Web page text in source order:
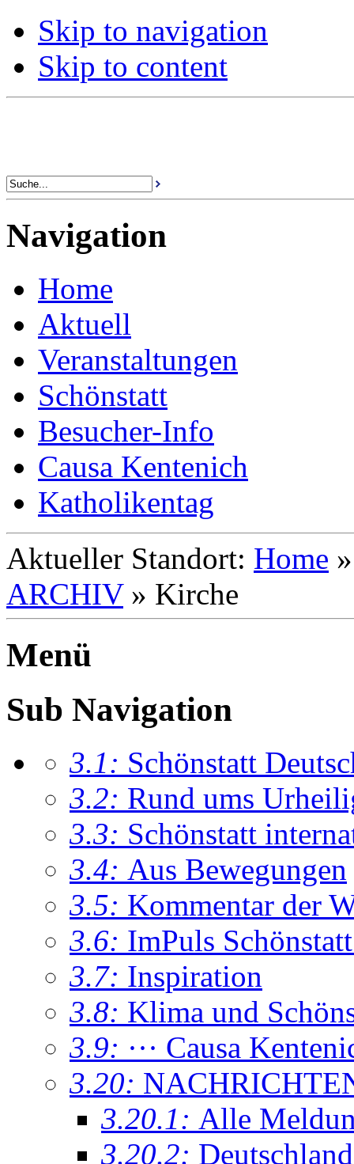
Skip to navigation
Skip to content
Navigation
Home
Aktuell
Veranstaltungen
Schönstatt
Besucher-Info
Causa Kentenich
Katholikentag
Aktueller Standort: Home
ARCHIV» Kirche
Menü
Sub Navigation
3.1: Schönstatt
3.2: Rund ums
3.3: Schönstatt
3.4: Aus Bewegungen
3.5: Kommentar der
3.6: ImPuls
3.7: Inspiration
3.8: Klima und
3.9: ··· Causa
3.20:
3.20.1: Alle
3.20.2: Deutschland